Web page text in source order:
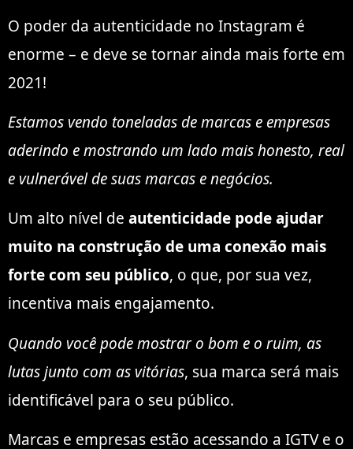
O poder da autenticidade no Instagram é
enorme – e deve se tornar ainda mais forte em
2021!
Estamos vendo toneladas de marcas e empresas
aderindo e mostrando um lado mais honesto, real
e vulnerável de suas marcas e negócios.
Um alto nível de autenticidade pode ajudar
muito na construção de uma conexão mais
forte com seu público, o que, por sua vez,
incentiva mais engajamento.
Quando você pode mostrar o bom e o ruim, as
lutas junto com as vitórias, sua marca será mais
identificável para o seu público.
Marcas e empresas estão acessando a IGTV e o